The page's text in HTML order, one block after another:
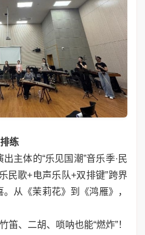
练
主体的“乐见国潮”音乐季·民
民歌+电声乐队+双排键”跨界
从《茉莉花》到《鸿雁》，
笛、二胡、唢呐也能“燃炸”！